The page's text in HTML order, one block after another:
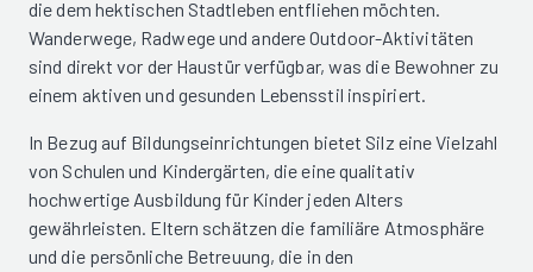
die dem hektischen Stadtleben entfliehen möchten.
Wanderwege, Radwege und andere Outdoor-Aktivitäten
sind direkt vor der Haustür verfügbar, was die Bewohner zu
einem aktiven und gesunden Lebensstil inspiriert.
In Bezug auf Bildungseinrichtungen bietet Silz eine Vielzahl
von Schulen und Kindergärten, die eine qualitativ
hochwertige Ausbildung für Kinder jeden Alters
gewährleisten. Eltern schätzen die familiäre Atmosphäre
und die persönliche Betreuung, die in den